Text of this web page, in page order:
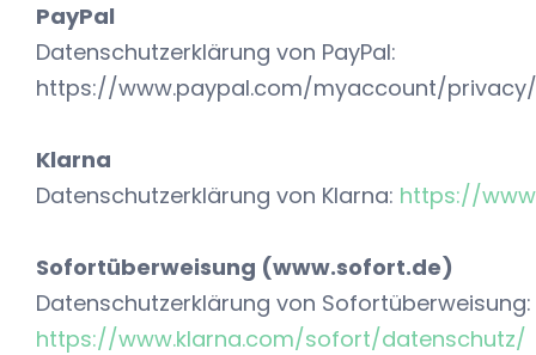
PayPal
Datenschutzerklärung von PayPal:
https://www.paypal.com/myaccount/
Klarna
Datenschutzerklärung von Klarna: https://
Sofortüberweisung (www.sofort.de)
Datenschutzerklärung von Sofortüberweisung:
https://www.klarna.com/sofort/datenschutz/